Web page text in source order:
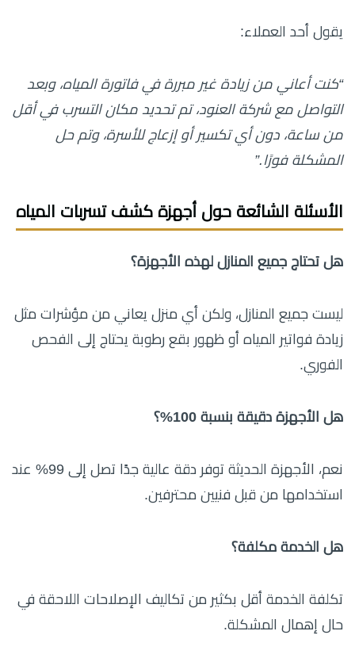
يقول أحد العملاء:
“كنت أعاني من زيادة غير مبررة في فاتورة المياه، وبعد
التواصل مع شركة العنود، تم تحديد مكان التسرب في أقل
من ساعة، دون أي تكسير أو إزعاج للأسرة، وتم حل
المشكلة فورًا.”
الأسئلة الشائعة حول أجهزة كشف تسربات المياه
هل تحتاج جميع المنازل لهذه الأجهزة؟
ليست جميع المنازل، ولكن أي منزل يعاني من مؤشرات مثل
زيادة فواتير المياه أو ظهور بقع رطوبة يحتاج إلى الفحص
الفوري.
هل الأجهزة دقيقة بنسبة 100%؟
نعم، الأجهزة الحديثة توفر دقة عالية جدًا تصل إلى 99% عند
استخدامها من قبل فنيين محترفين.
هل الخدمة مكلفة؟
تكلفة الخدمة أقل بكثير من تكاليف الإصلاحات اللاحقة في
حال إهمال المشكلة.